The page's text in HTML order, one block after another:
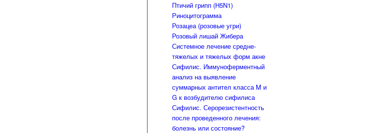
Птичий грипп (H5N1)
Риноцитограмма
Розацеа (розовые угри)
Розовый лишай Жибера
Системное лечение средне-
тяжелых и тяжелых форм акне
Сифилис. Иммуноферментный
анализ на выявление
суммарных антител класса M и
G к возбудителю сифилиса
Сифилис. Серорезистентность
после проведенного лечения:
болезнь или состояние?